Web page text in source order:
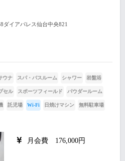
ダイアパレス仙台中央821
ウナ スパ・バスルーム シャワー 岩盤浴
セル スポーツフィールド パウダールーム
託児場 Wi-Fi 日焼けマシン 無料駐車場
月会費 176,000円